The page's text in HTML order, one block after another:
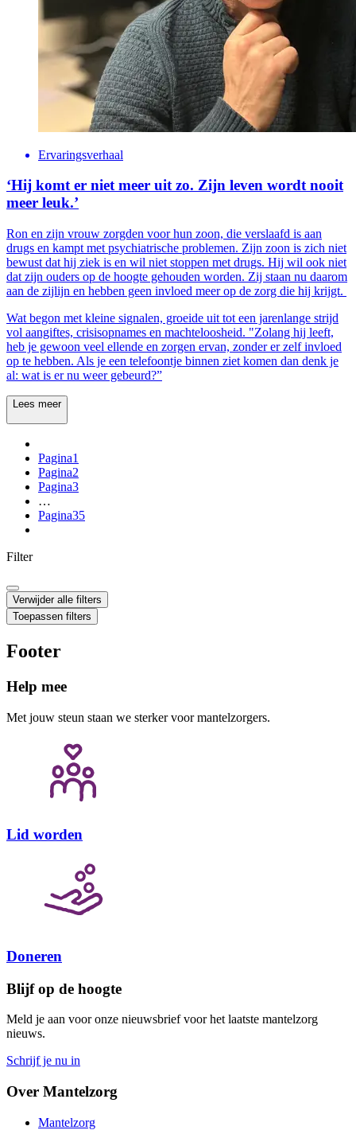
Ervaringsverhaal
‘Hij komt er niet meer uit zo. Zijn leven wordt nooit
meer leuk.’
Ron en zijn vrouw zorgden voor hun zoon, die verslaafd is aan
drugs en kampt met psychiatrische problemen. Zijn zoon is zich niet
bewust dat hij ziek is en wil niet stoppen met drugs. Hij wil ook niet
dat zijn ouders op de hoogte gehouden worden. Zij staan nu daarom
aan de zijlijn en hebben geen invloed meer op de zorg die hij krijgt.
Wat begon met kleine signalen, groeide uit tot een jarenlange strijd
vol aangiftes, crisisopnames en machteloosheid. "Zolang hij leeft,
heb je gewoon veel ellende en zorgen ervan, zonder er zelf invloed
op te hebben. Als je een telefoontje binnen ziet komen dan denk je
al: wat is er nu weer gebeurd?”
Lees meer
Pagina1
Pagina2
Pagina3
…
Pagina35
Filter
Verwijder alle filters
Toepassen filters
Footer
Help mee
Met jouw steun staan we sterker voor mantelzorgers.
Lid worden
Doneren
Blijf op de hoogte
Meld je aan voor onze nieuwsbrief voor het laatste mantelzorg
nieuws.
Schrijf je nu in
Over Mantelzorg
Mantelzorg